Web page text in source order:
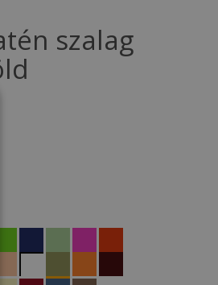
szalag